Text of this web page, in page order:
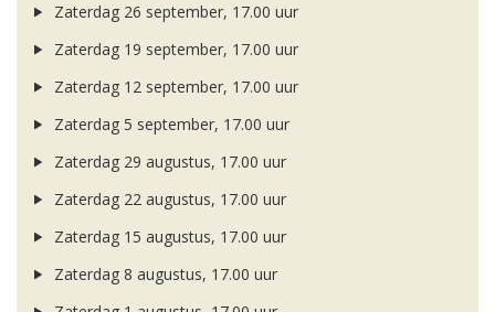
Zaterdag 26 september, 17.00 uur
Zaterdag 19 september, 17.00 uur
Zaterdag 12 september, 17.00 uur
Zaterdag 5 september, 17.00 uur
Zaterdag 29 augustus, 17.00 uur
Zaterdag 22 augustus, 17.00 uur
Zaterdag 15 augustus, 17.00 uur
Zaterdag 8 augustus, 17.00 uur